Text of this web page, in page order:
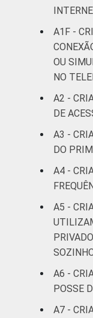
FAMILIAR
CLASSE
SOCIAL
A1F -
OU
NO
A2 -
DE
A3 -
DO
A4 -
A5 -
A6 -
POSSE
A7 -